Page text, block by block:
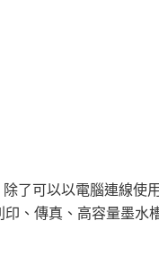
了可以以電腦連線使
、傳真、高容量墨